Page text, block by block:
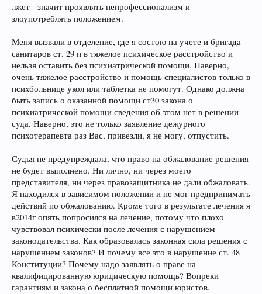
лжет - значит проявлять непрофессионализм и
злоупотреблять положением.
Меня вызвали в отделение, где я состою на учете и бригада
санитаров ст. 29 п в тяжелое психическое расстройство и
нельзя оставить без психиатрической помощи. Наверно,
очень тяжелое расстройство и помощь специалистов только в
психбольнице укол или таблетка не помогут. Однако должна
быть запись о оказанной помощи ст30 закона о
психиатрической помощи сведения об этом нет в решении
суда. Наверно, это не только заявление дежурного
психотерапевта раз Вас, привезли, я не могу, отпустить.
Судья не предупреждала, что право на обжалование решения
не будет выполнено. Ни лично, ни через моего
представителя, ни через правозащитника не дали обжаловать.
Я находился в зависимом положении и не мог предпринимать
действий по обжалованию. Кроме того в результате лечения я
в2014г опять попросился на лечение, потому что плохо
чувствовал психически после лечения с нарушением
законодательства. Как образовалась законная сила решения с
нарушением законов? И почему все это в нарушение ст. 48
Конституции? Почему надо заявлять о праве на
квалифицированную юридическую помощь? Вопреки
гарантиям и закона о бесплатной помощи юристов.